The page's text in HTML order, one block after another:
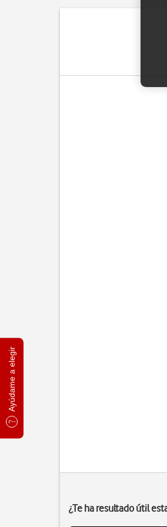
Ayúdame a elegir
¿Te ha resultado útil